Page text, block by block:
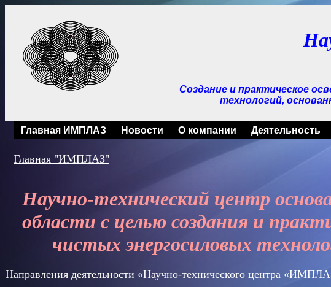
Создание и практическое
технологий,
Главная ИМПЛАЗ Новости О компании Деятельность
Главная "ИМПЛАЗ"
Научно-технический центр
области с целью создания и
чистых энергосиловых
Направления деятельности «Научно-технического центра